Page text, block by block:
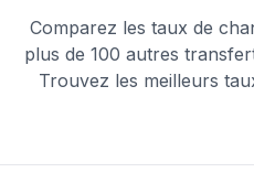
Comparez les taux de
plus de 100 autres
Trouvez les meilleurs